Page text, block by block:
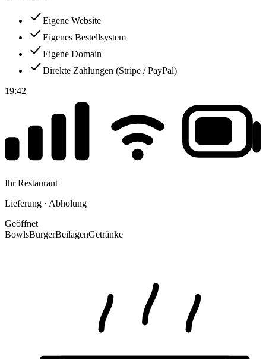
Eigene Website
Eigenes Bestellsystem
Eigene Domain
Direkte Zahlungen (Stripe / PayPal)
19:42
Ihr Restaurant
Lieferung · Abholung
Geöffnet
BowlsBurgerBeilagenGetränke